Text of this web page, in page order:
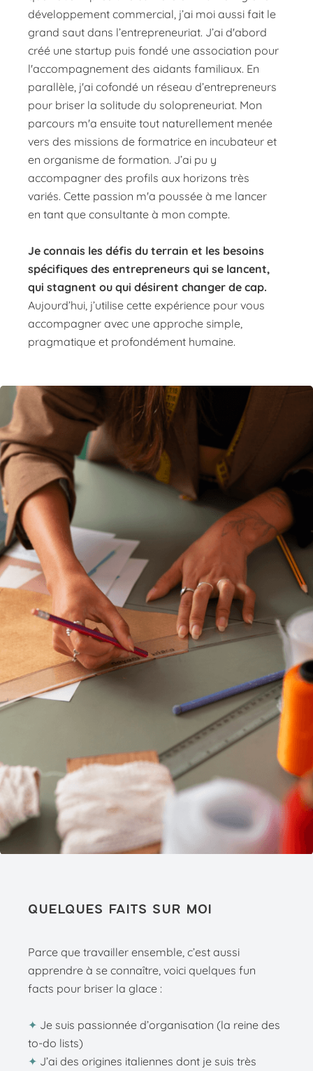
développement commercial, j’ai moi aussi fait le
grand saut dans l’entrepreneuriat. J’ai d'abord
créé une startup puis fondé une association pour
l'accompagnement des aidants familiaux. En
parallèle, j'ai cofondé un réseau d’entrepreneurs
pour briser la solitude du solopreneuriat. Mon
parcours m'a ensuite tout naturellement menée
vers des missions de formatrice en incubateur et
en organisme de formation. J’ai pu y
accompagner des profils aux horizons très
variés. Cette passion m'a poussée à me lancer
en tant que consultante à mon compte.
Je connais les défis du terrain et les besoins
spécifiques des entrepreneurs qui se lancent,
qui stagnent ou qui désirent changer de cap.
Aujourd’hui, j’utilise cette expérience pour vous
accompagner avec une approche simple,
pragmatique et profondément humaine.
quelques faits sur moi
Parce que travailler ensemble, c’est aussi
apprendre à se connaître, voici quelques fun
facts pour briser la glace :
✦ Je suis passionnée d’organisation (la reine des
to-do lists)
✦ J’ai des origines italiennes dont je suis très